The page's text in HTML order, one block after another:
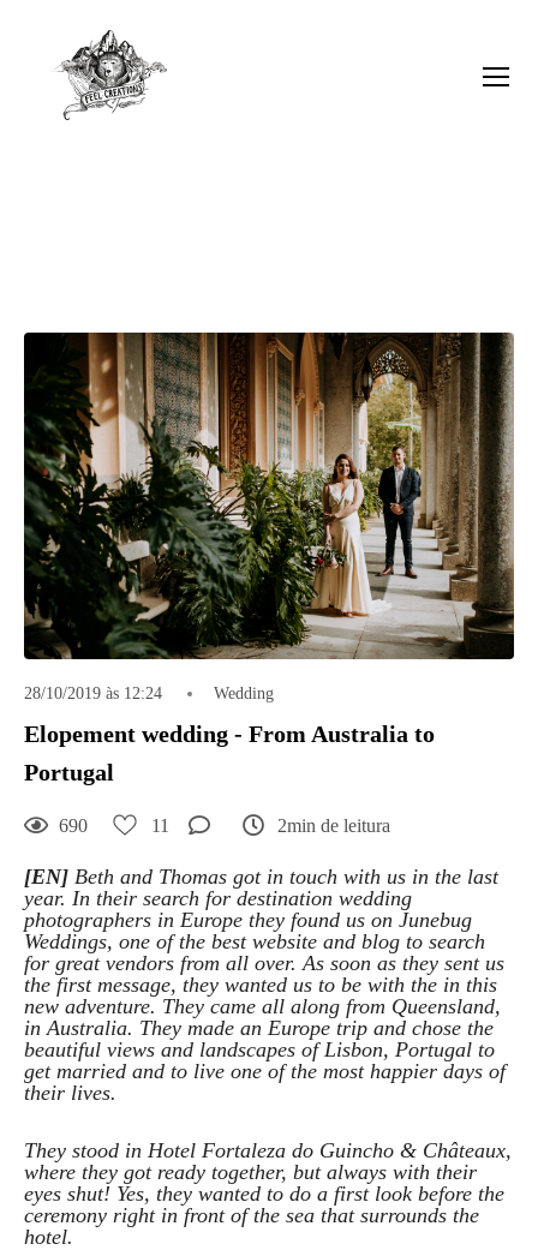
28/10/2019 às 12:24 Wedding
Elopement wedding - From Australia to
Portugal
690 11 2min de leitura
[EN] Beth and Thomas got in touch with us in the last
year. In their search for destination wedding
photographers in Europe they found us on Junebug
Weddings, one of the best website and blog to search
for great vendors from all over. As soon as they sent us
the first message, they wanted us to be with the in this
new adventure. They came all along from Queensland,
in Australia. They made an Europe trip and chose the
beautiful views and landscapes of Lisbon, Portugal to
get married and to live one of the most happier days of
their lives.
They stood in Hotel Fortaleza do Guincho & Châteaux,
where they got ready together, but always with their
eyes shut! Yes, they wanted to do a first look before the
ceremony right in front of the sea that surrounds the
hotel.